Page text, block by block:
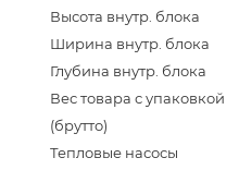
Высота внутр. блока
Ширина внутр. блока
Глубина внутр. блока
Вес товара с упаковкой
(брутто)
Тепловые насосы